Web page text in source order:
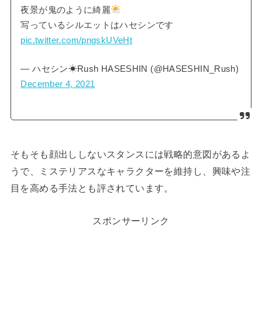
夜景が鬼のように綺麗
写っているシルエットはハセシンです
pic.twitter.com/pngskUVeHt
— ハセシン☀Rush HASESHIN (@HASESHIN_Rush)
December 4, 2021
そもそも顔出ししないスタンスには戦略的意図があるよ
うで、ミステリアスなキャラクターを維持し、興味や注
目を高める手法とも評されています。
スポンサーリンク